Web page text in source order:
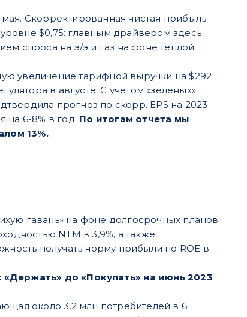
мая. Скорректированная чистая прибыль
$0,75: главным драйвером здесь
спроса на э/э и газ на фоне теплой
увеличение тарифной выручки на $292
в августе. С учетом «зеленых»
прогноз по скорр. EPS на 2023
на 6-8% в год. По итогам отчета мы
13%.
гавань» на фоне долгосрочных планов
NTM в 3,9%, а также
получать норму прибыли по ROE в
до «Покупать» на июнь 2023
около 3,2 млн потребителей в 6